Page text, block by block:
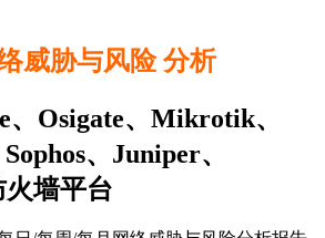
威胁与风险 分析
、Osigate、Mikrotik、
、Juniper、
火墙平台